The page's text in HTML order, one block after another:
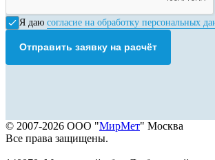
Я даю согласие на обработку персональных
Отправить заявку на расчёт
© 2007-2026 ООО "МирМет" Москва
Все права защищены.